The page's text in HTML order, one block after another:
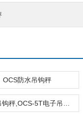
OCS防水吊钩秤